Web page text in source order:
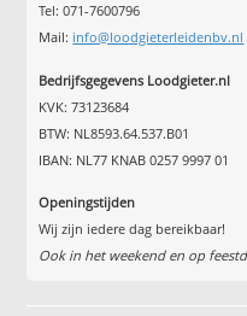
Tel: 071-7600796
Mail: info@loodgieterleidenbv.nl
Bedrijfsgegevens Loodgieter.nl
KVK: 73123684
BTW: NL8593.64.537.B01
IBAN: NL77 KNAB 0257 9997 01
Openingstijden
Wij zijn iedere dag bereikbaar!
Ook in het weekend en op